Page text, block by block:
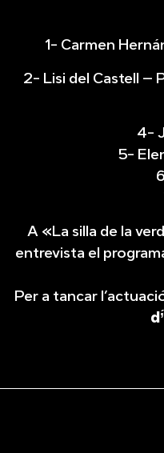
1- Carmen
2- Lisi del Castell –
4-
5-
A «La silla de la
entrevista el
Per a tancar